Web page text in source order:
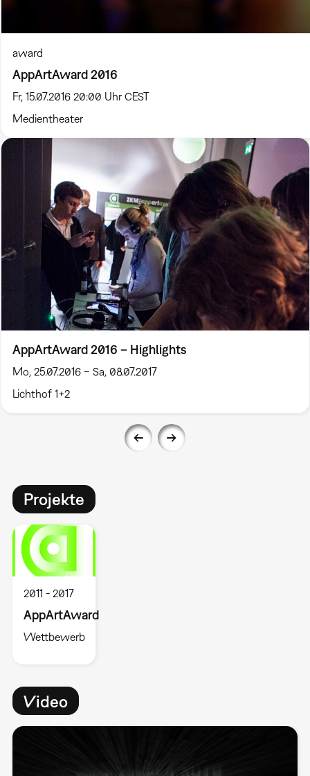
award
AppArtAward 2016
Fr, 15.07.2016 20:00 Uhr CEST
Medientheater
AppArtAward 2016 – Highlights
Mo, 25.07.2016 – Sa, 08.07.2017
Lichthof 1+2
Projekte
2011 2017
AppArtAward
Wettbewerb
Video